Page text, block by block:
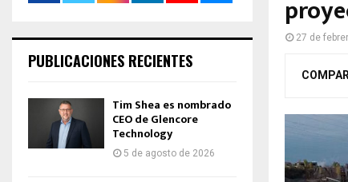
27 de
PUBLICACIONES RECIENTES
Tim Shea es nombrado
CEO de Glencore
Technology
5 de agosto de 2026